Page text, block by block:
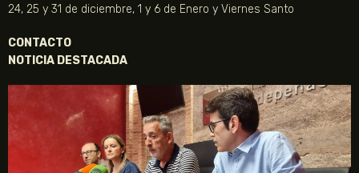
24, 25 y 31 de diciembre, 1 y 6 de Enero y Viernes Santo
CONTACTO
NOTICIA DESTACADA